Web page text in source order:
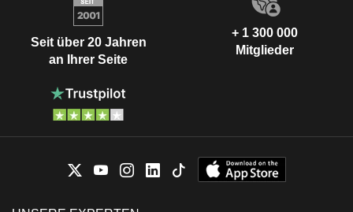
Seit über 20 Jahren
an Ihrer Seite
+ 1 300 000
Mitglieder